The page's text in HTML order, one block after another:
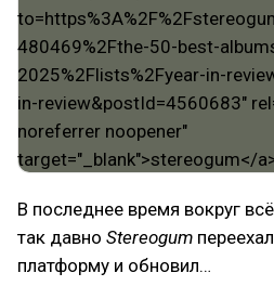
В последнее время вокруг
так давно Stereogum
платформу и обновил…